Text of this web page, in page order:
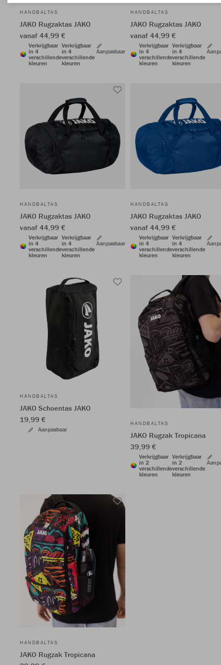
HANDBALTAS
JAKO Rugzaktas JAKO
vanaf 44,99 €
Verkrijgbaar
in 4
verschillende
kleuren
Verkrijgbaar
in 4
verschillende
kleuren
Aanpasbaar
HANDBALTAS
JAKO Rugzaktas JAKO
vanaf 44,99 €
Verkrijgbaar
in 4
verschillende
kleuren
Verkrijgbaar
in 4
verschillende
kleuren
HANDBALTAS
JAKO Rugzaktas JAKO
vanaf 44,99 €
Verkrijgbaar
in 4
verschillende
kleuren
Verkrijgbaar
in 4
verschillende
kleuren
Aanpasbaar
HANDBALTAS
JAKO Rugzaktas JAKO
vanaf 44,99 €
Verkrijgbaar
in 4
verschillende
kleuren
Verkrijgbaar
in 4
verschillende
kleuren
HANDBALTAS
JAKO Schoentas JAKO
19,99 €
Aanpasbaar
HANDBALTAS
JAKO Rugzak Tropicana
39,99 €
Verkrijgbaar
in 2
verschillende
kleuren
Verkrijgbaar
in 2
verschillende
kleuren
HANDBALTAS
JAKO Rugzak Tropicana